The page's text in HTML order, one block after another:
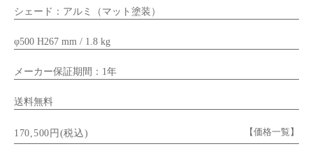
シェード：アルミ（マット塗装）
φ500 H267 mm / 1.8 kg
メーカー保証期間：1年
送料無料
170,500円(税込) 【価格一覧】